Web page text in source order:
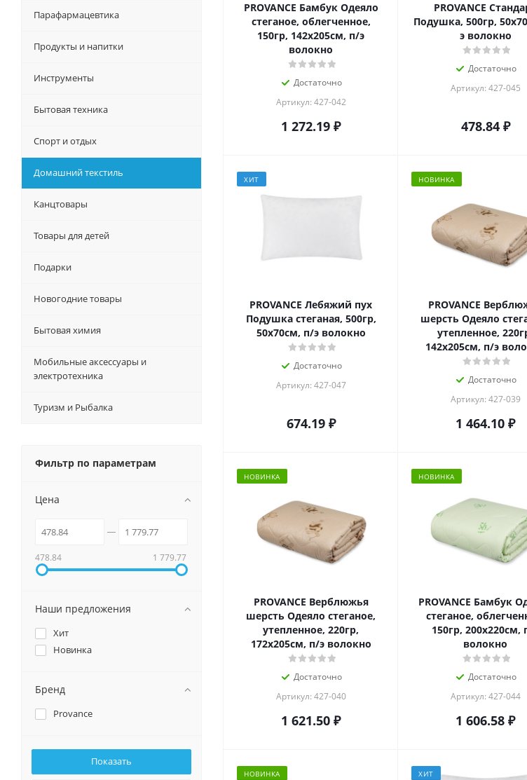
PROVANCE Бамбук Одеяло
стеганое, облегченное,
150гр, 142х205см, п/э
волокно
Достаточно
Артикул: 427-042
1 272.19 ₽
PROVANCE
Подушка, 500гр,
э волокно
Достаточно
Артикул: 427-045
478.84₽
ХИТ
PROVANCE Лебяжий пух
Подушка стеганая, 500гр,
50х70см, п/э волокно
Достаточно
Артикул: 427-047
674.19₽
НОВИНКА
PROVANCE
шерсть Одеяло
утепленное,
142х205см, п/э
Достаточно
Артикул: 427-039
1 464.10 ₽
НОВИНКА
PROVANCE Верблюжья
шерсть Одеяло стеганое,
утепленное, 220гр,
172х205см, п/э волокно
Достаточно
Артикул: 427-040
1 621.50 ₽
НОВИНКА
PROVANCE Бамбук
стеганое,
150гр, 200х220см,
волокно
Достаточно
Артикул: 427-044
1 606.58 ₽
НОВИНКА ХИТ
Парафармацевтика
Продукты и напитки
Инструменты
Бытовая техника
Спорт и отдых
Домашний текстиль
Канцтовары
Товары для детей
Подарки
Новогодние товары
Бытовая химия
Мобильные аксессуары и
электротехника
Туризм и Рыбалка
Фильтр по параметрам
Цена
478.84 1 779.77
Наши предложения
Хит
Новинка
Бренд
Provance